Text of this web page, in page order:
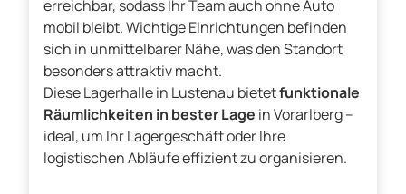
erreichbar, sodass Ihr Team auch ohne Auto
mobil bleibt. Wichtige Einrichtungen befinden
sich in unmittelbarer Nähe, was den Standort
besonders attraktiv macht.
Diese Lagerhalle in Lustenau bietetfunktionale
Räumlichkeiten in bester Lage in Vorarlberg –
ideal, um Ihr Lagergeschäft oder Ihre
logistischen Abläufe effizient zu organisieren.